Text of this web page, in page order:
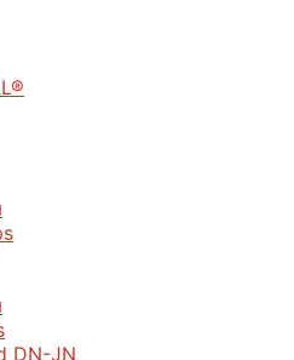
DN-JN